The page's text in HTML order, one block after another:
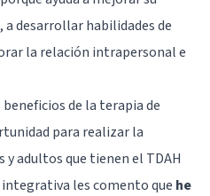
desarrollar habilidades de
la relación intrapersonal e
de la terapia de
para realizar la
adultos que tienen el TDAH
les comento que he